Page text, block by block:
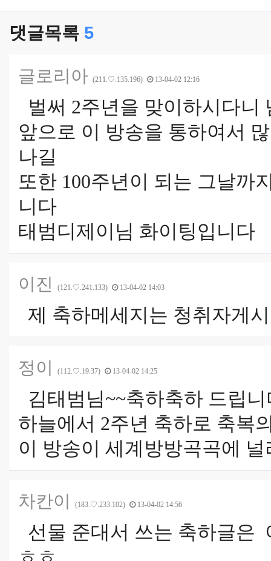
댓글목록 5
글로리아 (211.♡.135.196) 13-04-02 12:16
벌써 2주년을 맞이하시다니
앞으로 이 방송을 통하여서
나길
또한 100주년이 되는 그날까
니다
태범디제이님 화이팅입니다
이진 (121.♡.241.133) 13-04-02 14:03
제 축하메세지는 청취자게
정이 (112.♡.19.37) 13-04-02 14:25
김태범님~~축하축하 드립니
하늘에서 2주년 축하로 축복
이 방송이 세계방방곡곡에
차칸이 (183.♡.233.102) 13-04-02 14:56
선물 준대서 쓰는 축하글은